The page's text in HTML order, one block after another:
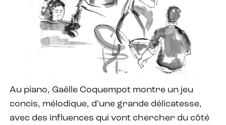
Au piano, Gaëlle Coquempot montre un jeu
concis, mélodique, d’une grande délicatesse,
avec des influences qui vont chercher du côté